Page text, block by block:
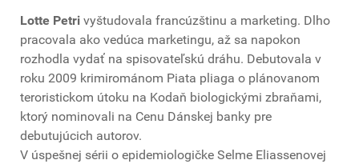
Lotte Petri vyštudovala francúzštinu a marketing. Dlho
pracovala ako vedúca marketingu, až sa napokon
rozhodla vydať na spisovateľskú dráhu. Debutovala v
roku 2009 krimirománom Piata pliaga o plánovanom
teroristickom útoku na Kodaň biologickými zbraňami,
ktorý nominovali na Cenu Dánskej banky pre
debutujúcich autorov.
V úspešnej sérii o epidemiologičke Selme Eliassenovej